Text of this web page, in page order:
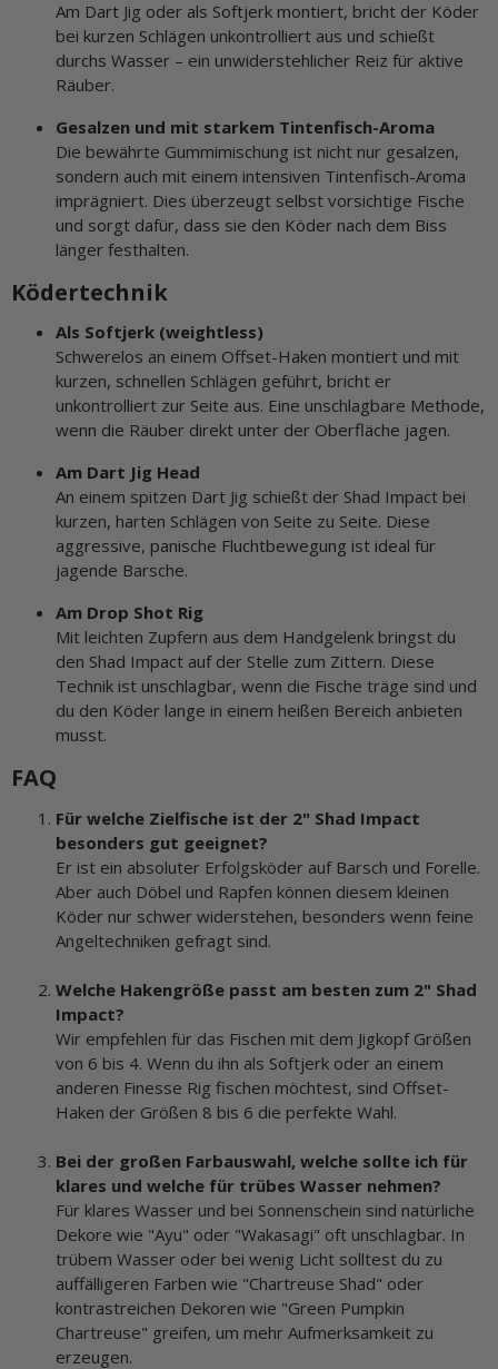
Am Dart Jig oder als Softjerk montiert, bricht der Köder
bei kurzen Schlägen unkontrolliert aus und schießt
durchs Wasser – ein unwiderstehlicher Reiz für aktive
Räuber.
Gesalzen und mit starkem Tintenfisch-Aroma
Die bewährte Gummimischung ist nicht nur gesalzen,
sondern auch mit einem intensiven Tintenfisch-Aroma
imprägniert. Dies überzeugt selbst vorsichtige Fische
und sorgt dafür, dass sie den Köder nach dem Biss
länger festhalten.
Ködertechnik
Als Softjerk (weightless)
Schwerelos an einem Offset-Haken montiert und mit
kurzen, schnellen Schlägen geführt, bricht er
unkontrolliert zur Seite aus. Eine unschlagbare Methode,
wenn die Räuber direkt unter der Oberfläche jagen.
Am Dart Jig Head
An einem spitzen Dart Jig schießt der Shad Impact bei
kurzen, harten Schlägen von Seite zu Seite. Diese
aggressive, panische Fluchtbewegung ist ideal für
jagende Barsche.
Am Drop Shot Rig
Mit leichten Zupfern aus dem Handgelenk bringst du
den Shad Impact auf der Stelle zum Zittern. Diese
Technik ist unschlagbar, wenn die Fische träge sind und
du den Köder lange in einem heißen Bereich anbieten
musst.
FAQ
Für welche Zielfische ist der 2" Shad Impact
besonders gut geeignet?
Er ist ein absoluter Erfolgsköder auf Barsch und Forelle.
Aber auch Döbel und Rapfen können diesem kleinen
Köder nur schwer widerstehen, besonders wenn feine
Angeltechniken gefragt sind.
Welche Hakengröße passt am besten zum 2" Shad
Impact?
Wir empfehlen für das Fischen mit dem Jigkopf Größen
von 6 bis 4. Wenn du ihn als Softjerk oder an einem
anderen Finesse Rig fischen möchtest, sind Offset-
Haken der Größen 8 bis 6 die perfekte Wahl.
Bei der großen Farbauswahl, welche sollte ich für
klares und welche für trübes Wasser nehmen?
Für klares Wasser und bei Sonnenschein sind natürliche
Dekore wie "Ayu" oder "Wakasagi" oft unschlagbar. In
trübem Wasser oder bei wenig Licht solltest du zu
auffälligeren Farben wie "Chartreuse Shad" oder
kontrastreichen Dekoren wie "Green Pumpkin
Chartreuse" greifen, um mehr Aufmerksamkeit zu
erzeugen.